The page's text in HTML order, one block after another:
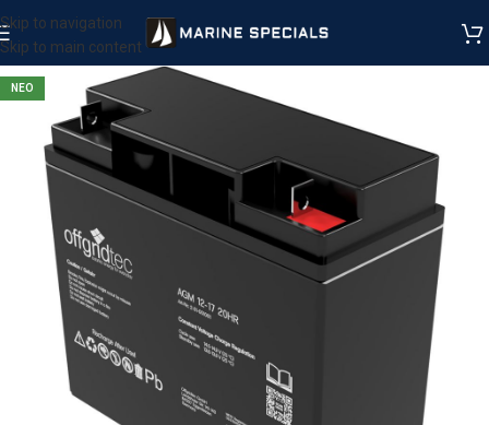
Skip to navigation
Skip to main content
ΝΕΟ